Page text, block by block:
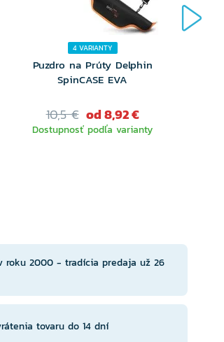
4 VARIANTY
Puzdro na Prúty Delphin
SpinCASE EVA
10,5 € od 8,92 €
Dostupnosť podľa varianty
roku 2000 - tradícia predaja už 26
tovaru do 14 dní